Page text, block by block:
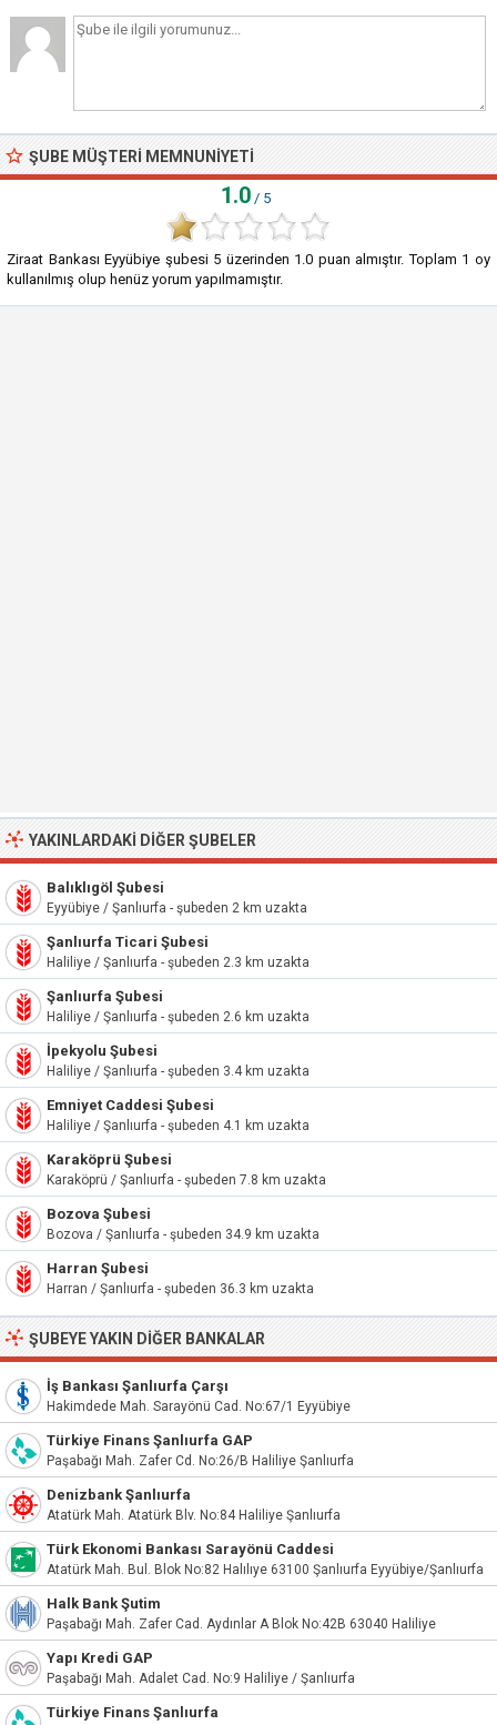
ŞUBE MÜŞTERI MEMNUNIYETI
1.0 / 5
Ziraat Bankası Eyyübiye şubesi 5 üzerinden 1.0 puan almıştır. Toplam 1 oy
kullanılmış olup henüz yorum yapılmamıştır.
YAKINLARDAKI DIĞER ŞUBELER
Balıklıgöl Şubesi
Eyyübiye / Şanlıurfa - şubeden 2 km uzakta
Şanlıurfa Ticari Şubesi
Haliliye / Şanlıurfa - şubeden 2.3 km uzakta
Şanlıurfa Şubesi
Haliliye / Şanlıurfa - şubeden 2.6 km uzakta
İpekyolu Şubesi
Haliliye / Şanlıurfa - şubeden 3.4 km uzakta
Emniyet Caddesi Şubesi
Haliliye / Şanlıurfa - şubeden 4.1 km uzakta
Karaköprü Şubesi
Karaköprü / Şanlıurfa - şubeden 7.8 km uzakta
Bozova Şubesi
Bozova / Şanlıurfa - şubeden 34.9 km uzakta
Harran Şubesi
Harran / Şanlıurfa - şubeden 36.3 km uzakta
ŞUBEYE YAKIN DIĞER BANKALAR
İş Bankası Şanlıurfa Çarşı
Hakimdede Mah. Sarayönü Cad. No:67/1 Eyyübiye
Türkiye Finans Şanlıurfa GAP
Paşabağı Mah. Zafer Cd. No:26/B Haliliye Şanlıurfa
Denizbank Şanlıurfa
Atatürk Mah. Atatürk Blv. No:84 Haliliye Şanlıurfa
Türk Ekonomi Bankası Sarayönü Caddesi
Atatürk Mah. Bul. Blok No:82 Halılıye 63100 Şanlıurfa Eyyübiye/Şanlıurfa
Halk Bank Şutim
Paşabağı Mah. Zafer Cad. Aydınlar A Blok No:42B 63040 Haliliye
Yapı Kredi GAP
Paşabağı Mah. Adalet Cad. No:9 Haliliye / Şanlıurfa
Türkiye Finans Şanlıurfa